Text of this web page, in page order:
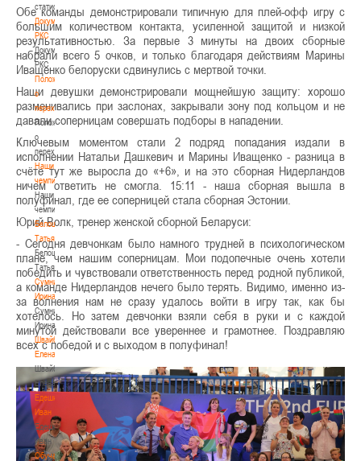
статистике
Документы
РКС
Документы
РКС
Положение
о
переходах
Положение
о
переходах
Наши
чемпионы
Наши
чемпионы
Белошапко
Татьяна
Белошапко
Татьяна
Сумникова
Ирина
Сумникова
Ирина
Швайбович
Елена
Швайбович
Елена
Едешко
Иван
Едешко
Иван
Обучающие
Обе команды демонстрировали типичную для плей-офф игру с
большим количеством контакта, усиленной защитой и низкой
результативностью. За первые 3 минуты на двоих сборные
набрали всего 5 очков, и только благодаря действиям Марины
Иващенко белоруски сдвинулись с мертвой точки.
Наши девушки демонстрировали мощнейшую защиту: хорошо
разменивались при заслонах, закрывали зону под кольцом и не
давали соперницам совершать подборы в нападении.
Ключевым моментом стали 2 подряд попадания издали в
исполнении Натальи Дашкевич и Марины Иващенко - разница в
счёте тут же выросла до «+6», и на это сборная Нидерландов
ничем ответить не смогла. 15:11 - наша сборная вышла в
полуфинал, где ее соперницей стала сборная Эстонии.
Юрий Волк, тренер женской сборной Беларуси:
- Сегодня девчонкам было намного трудней в психологическом
плане, чем нашим соперницам. Мои подопечные очень хотели
победить и чувствовали ответственность перед родной публикой,
а команде Нидерландов нечего было терять. Видимо, именно из-
за волнения нам не сразу удалось войти в игру так, как бы
хотелось. Но затем девчонки взяли себя в руки и с каждой
минутой действовали все увереннее и грамотнее. Поздравляю
всех с победой и с выходом в полуфинал!